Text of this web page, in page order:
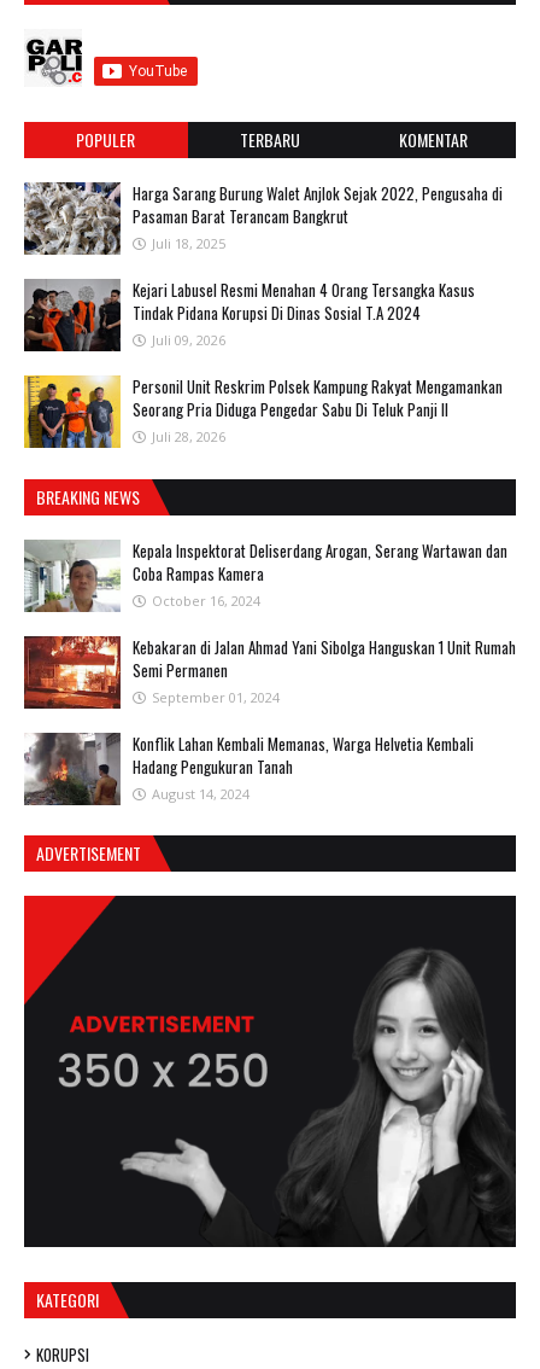
POPULER TERBARU KOMENTAR
Harga Sarang Burung Walet Anjlok Sejak 2022, Pengusaha di
Pasaman Barat Terancam Bangkrut
Juli 18, 2025
‎Kejari Labusel Resmi Menahan 4 Orang Tersangka Kasus
Tindak Pidana Korupsi Di Dinas Sosial T.A 2024
Juli 09, 2026
Personil Unit Reskrim Polsek Kampung Rakyat Mengamankan
Seorang Pria Diduga Pengedar Sabu Di Teluk Panji II
Juli 28, 2026
BREAKING NEWS
Kepala Inspektorat Deliserdang Arogan, Serang Wartawan dan
Coba Rampas Kamera
October 16, 2024
Kebakaran di Jalan Ahmad Yani Sibolga Hanguskan 1 Unit Rumah
Semi Permanen
September 01, 2024
Konflik Lahan Kembali Memanas, Warga Helvetia Kembali
Hadang Pengukuran Tanah
August 14, 2024
ADVERTISEMENT
KATEGORI
KORUPSI